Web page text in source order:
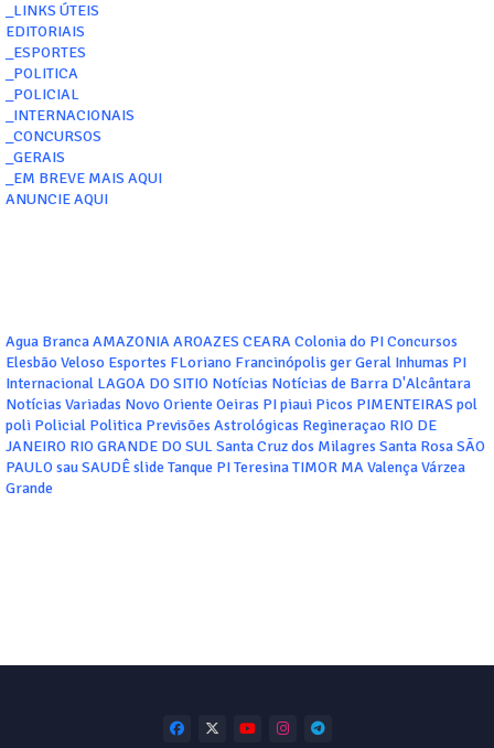
_LINKS ÚTEIS
EDITORIAIS
_ESPORTES
_POLITICA
_POLICIAL
_INTERNACIONAIS
_CONCURSOS
_GERAIS
_EM BREVE MAIS AQUI
ANUNCIE AQUI
Agua BrancaAMAZONIAAROAZES CEARAColonia do PIConcursos
Elesbão Veloso Esportes FLoriano Francinópolis gerGeral Inhumas PI
Internacional LAGOA DO SITIO Notícias Notícias de Barra D'Alcântara
Notícias Variadas Novo Oriente Oeiras PIpiaui Picos PIMENTEIRAS pol
poli Policial Politica Previsões Astrológicas Regineraçao RIO DE
JANEIRO RIO GRANDE DO SUL Santa Cruz dos Milagres Santa RosaSÃO
PAULOsauSAUDÊslide Tanque PITeresinaTIMOR MAValençaVárzea
Grande